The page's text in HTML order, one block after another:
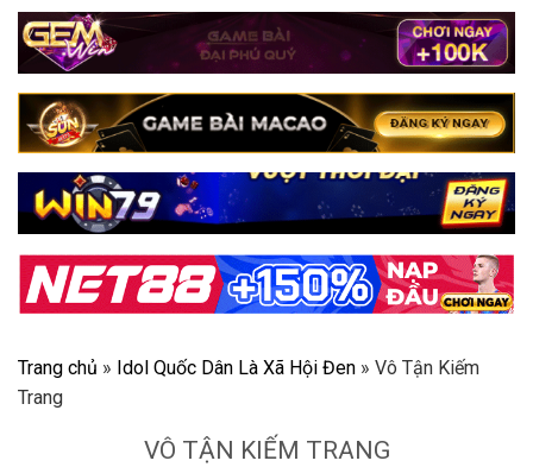
Trang chủ » Idol Quốc Dân Là Xã Hội Đen » Vô Tận Kiếm
Trang
VÔ TẬN KIẾM TRANG